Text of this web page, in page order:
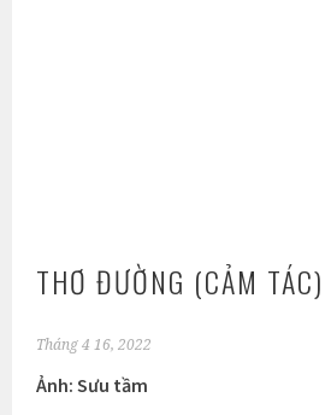
THƠ ĐƯỜNG (CẢM TÁC)
Tháng 4 16, 2022
Ảnh: Sưu tầm